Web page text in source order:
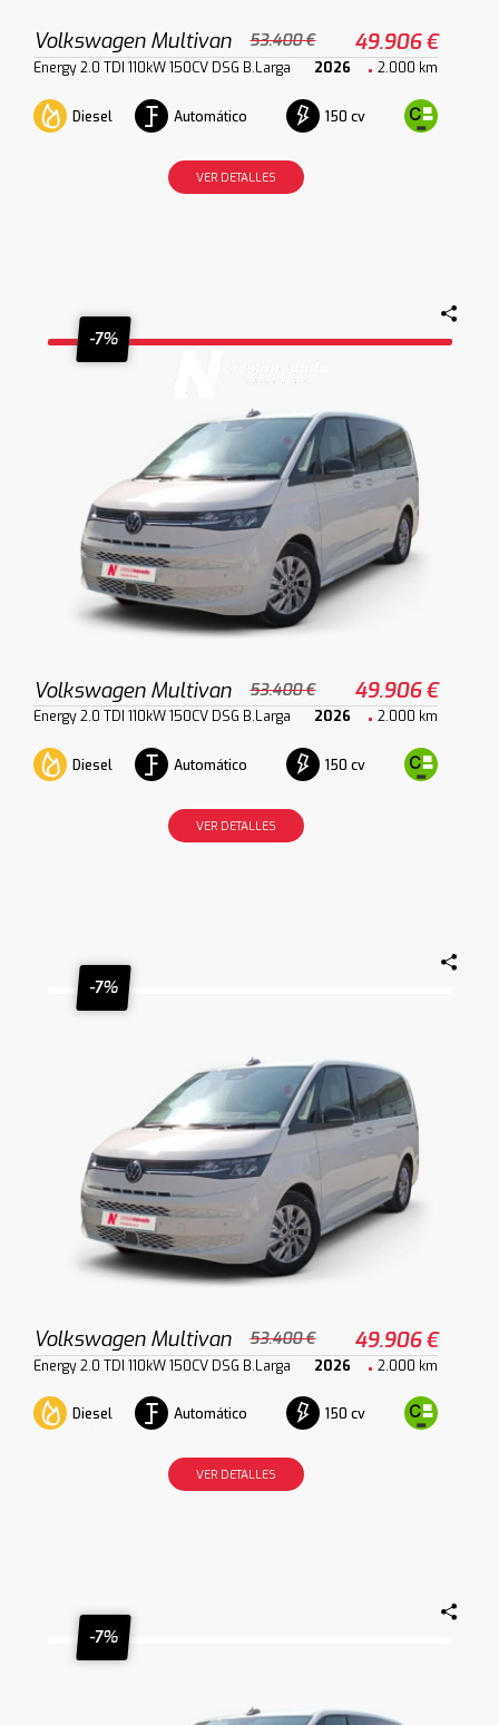
Volkswagen Multivan 53.400 € 49.906 €
Energy 2.0 TDI 110kW 150CV DSG B.Larga 2026 2.000 km
Diesel Automático 150 cv
VER DETALLES
-7%
Volkswagen Multivan 53.400 € 49.906 €
Energy 2.0 TDI 110kW 150CV DSG B.Larga 2026 2.000 km
Diesel Automático 150 cv
VER DETALLES
-7%
Volkswagen Multivan 53.400 € 49.906 €
Energy 2.0 TDI 110kW 150CV DSG B.Larga 2026 2.000 km
Diesel Automático 150 cv
VER DETALLES
-7%